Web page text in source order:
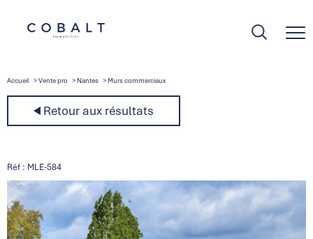
Accueil Vente pro Nantes Murs commerciaux
Retour aux résultats
Réf : MLE-584